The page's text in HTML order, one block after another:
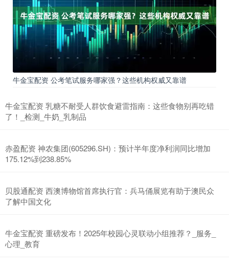
牛金宝配资 公考笔试服务哪家强？这些机构权威又靠谱
牛金宝配资 乳糖不耐受人群饮食避雷指南：这些食物别再吃错
了！_检测_牛奶_乳制品
赤盈配资 神农集团(605296.SH)：预计半年度净利润同比增加
175.12%到238.85%
贝股通配资 西澳博物馆首席执行官：兵马俑展览有助于澳民众
了解中国文化
牛金宝配资 重磅发布！2025年校园心灵联动小组推荐？_服务_
心理_教育